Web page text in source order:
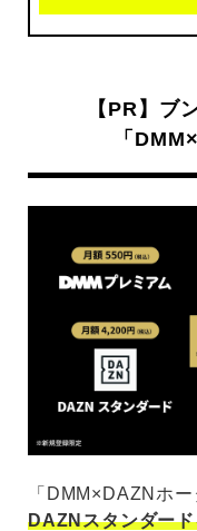
【PR】ブ
「
「DMM×DAZNホー
DAZNスタンダー